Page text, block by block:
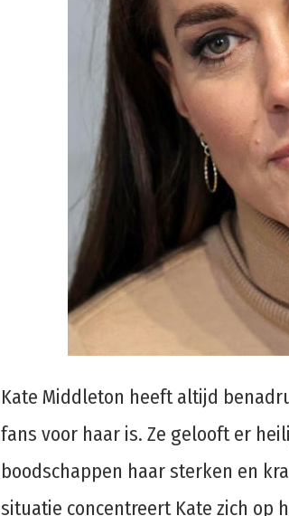
Kate Middleton heeft altijd
fans voor haar is. Ze gelooft er
boodschappen haar sterken en
situatie concentreert Kate zich op